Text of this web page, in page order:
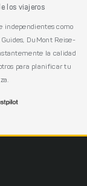
los viajeros
independientes como
DuMont Reise-
la calidad
para planificar tu